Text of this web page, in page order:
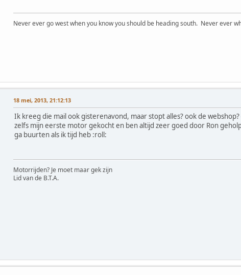
Never ever go west when you know you should be heading south. Never ever
18 mei, 2013, 21:12:13
Ik kreeg die mail ook gisterenavond, maar stopt alles? ook de
zelfs mijn eerste motor gekocht en ben altijd zeer goed door Ron
ga buurten als ik tijd heb :roll:
Motorrijden? Je moet maar gek zijn
Lid van de B.T.A.